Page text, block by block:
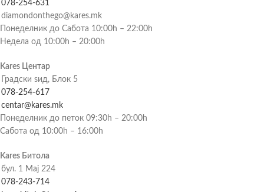
078-254-631
diamondonthego@kares.mk
Понеделник до Сабота 10:00h – 22:00h
Недела од 10:00h – 20:00h
Kares Центар
Градски ѕид, Блок 5
078-254-617
centar@kares.mk
Понеделник до петок 09:30h – 20:00h
Сабота од 10:00h – 16:00h
Kares Битола
бул. 1 Мај 224
078-243-714